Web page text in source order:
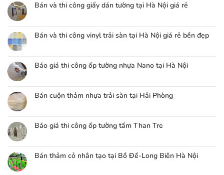
Bán và thi công giấy dán tường tại Hà Nội giá rẻ
Bán và thi công vinyl trải sàn tại Hà Nội giá rẻ bền đẹp
Báo giá thi công ốp tường nhựa Nano tại Hà Nội
Bán cuộn thảm nhựa trải sàn tại Hải Phòng
Báo giá thi công ốp tường tấm Than Tre
Bán thảm cỏ nhân tạo tại Bồ Đề-Long Biên Hà Nội